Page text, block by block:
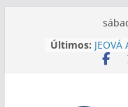
Últimos: JEOVÁ